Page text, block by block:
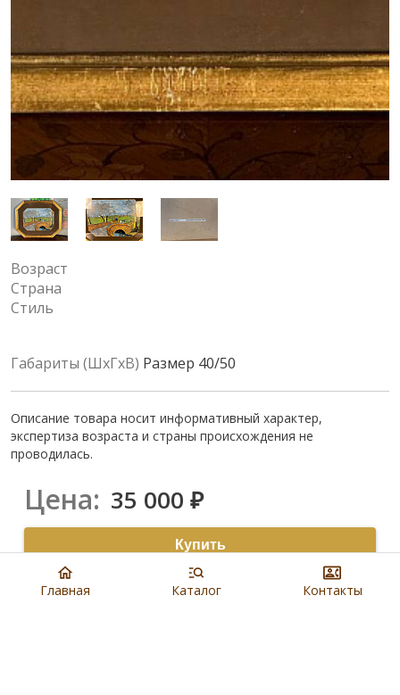
Возраст
Страна
Стиль
Габариты (ШхГхВ) Размер 40/50
Описание товара носит информативный характер,
экспертиза возраста и страны происхождения не
проводилась.
Цена: 35 000 ₽
Купить
8 901 279 19 19
Главная Каталог Контакты